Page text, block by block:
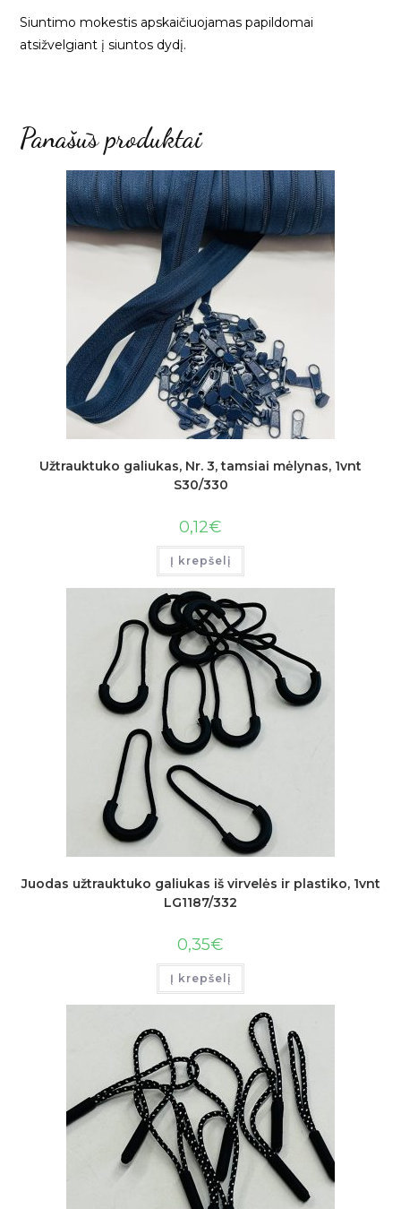
Siuntimo mokestis apskaičiuojamas papildomai
atsižvelgiant į siuntos dydį.
Panašūs produktai
Užtrauktuko galiukas, Nr. 3, tamsiai mėlynas, 1vnt
S30/330
0,12€
Į krepšelį
Juodas užtrauktuko galiukas iš virvelės ir plastiko, 1vnt
LG1187/332
0,35€
Į krepšelį